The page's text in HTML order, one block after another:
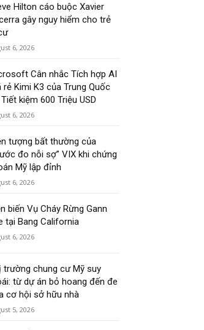
Hilton cáo buộc Xavier
gây nguy hiểm cho trẻ
6, 2026
Cân nhắc Tích hợp AI
rẻ Kimi K3 của Trung Quốc
kiệm 600 Triệu USD
6, 2026
tượng bất thường của
đo nỗi sợ” VIX khi chứng
Mỹ lập đỉnh
6, 2026
biến Vụ Cháy Rừng Gann
tại Bang California
6, 2026
trường chung cư Mỹ suy
từ dự án bỏ hoang đến đe
cơ hội sở hữu nhà
5, 2026